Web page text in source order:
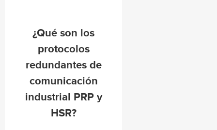
¿Qué son los
protocolos
redundantes de
comunicación
industrial PRP y
HSR?